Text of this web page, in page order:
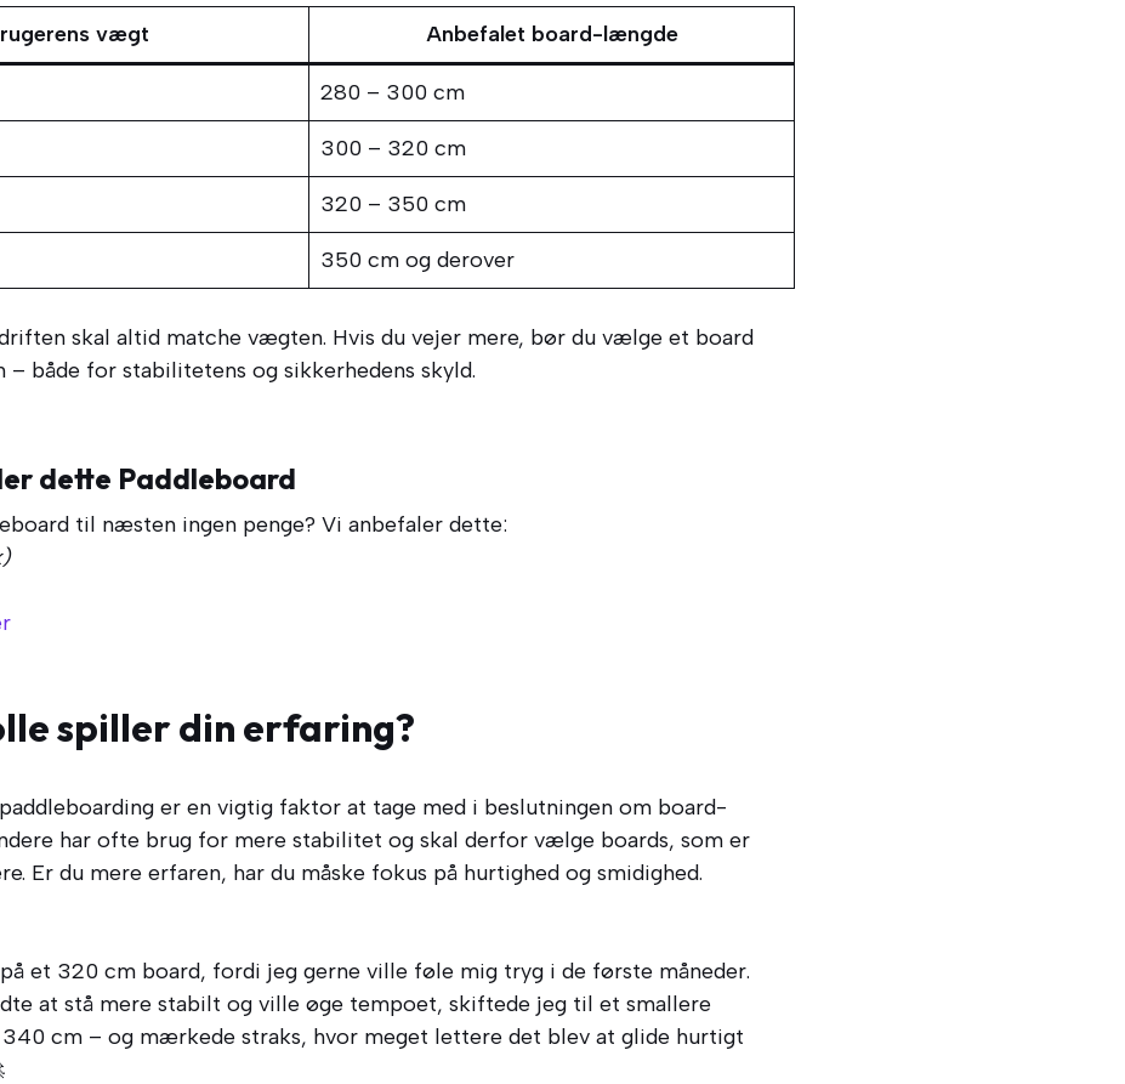
vægt Anbefalet board-længde
280 – 300 cm
300 – 320 cm
320 – 350 cm
350 cm og derover
skal altid matche vægten. Hvis du vejer mere, bør du vælge et board
– både for stabilitetens og sikkerhedens skyld.
dette Paddleboard
til næsten ingen penge? Vi anbefaler dette:
spiller din erfaring?
er en vigtig faktor at tage med i beslutningen om board-
har ofte brug for mere stabilitet og skal derfor vælge boards, som er
Er du mere erfaren, har du måske fokus på hurtighed og smidighed.
et 320 cm board, fordi jeg gerne ville føle mig tryg i de første måneder.
at stå mere stabilt og ville øge tempoet, skiftede jeg til et smallere
cm – og mærkede straks, hvor meget lettere det blev at glide hurtigt